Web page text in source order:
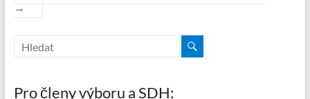
→
Pro členy výboru a SDH: